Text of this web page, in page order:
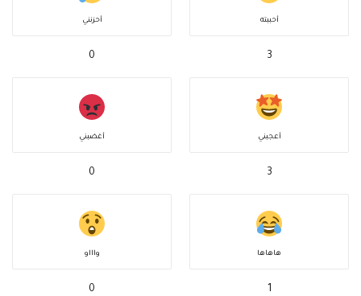
أحببته
3
أحزنني
0
أعجبني
3
أغضبني
0
هاهاها
1
واااو
0